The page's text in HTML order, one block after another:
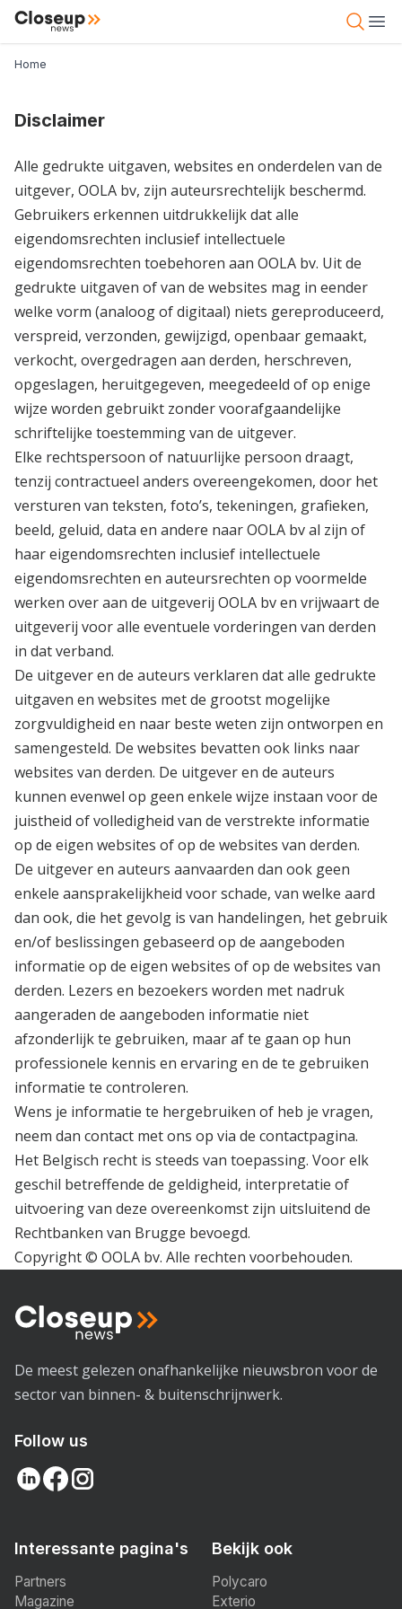
Overslaan
gaan
Close Up News
Open
Kruimelpad
Home
Disclaimer
Alle gedrukte uitgaven, websites en onderdelen van de
uitgever, OOLA bv, zijn auteursrechtelijk beschermd.
Gebruikers erkennen uitdrukkelijk dat alle
eigendomsrechten inclusief intellectuele
eigendomsrechten toebehoren aan OOLA bv. Uit de
gedrukte uitgaven of van de websites mag in eender
welke vorm (analoog of digitaal) niets gereproduceerd,
verspreid, verzonden, gewijzigd, openbaar gemaakt,
verkocht, overgedragen aan derden, herschreven,
opgeslagen, heruitgegeven, meegedeeld of op enige
wijze worden gebruikt zonder voorafgaandelijke
schriftelijke toestemming van de uitgever.
Elke rechtspersoon of natuurlijke persoon draagt,
tenzij contractueel anders overeengekomen, door het
versturen van teksten, foto’s, tekeningen, grafieken,
beeld, geluid, data en andere naar OOLA bv al zijn of
haar eigendomsrechten inclusief intellectuele
eigendomsrechten en auteursrechten op voormelde
werken over aan de uitgeverij OOLA bv en vrijwaart de
uitgeverij voor alle eventuele vorderingen van derden
in dat verband.
De uitgever en de auteurs verklaren dat alle gedrukte
uitgaven en websites met de grootst mogelijke
zorgvuldigheid en naar beste weten zijn ontworpen en
samengesteld. De websites bevatten ook links naar
websites van derden. De uitgever en de auteurs
kunnen evenwel op geen enkele wijze instaan voor de
juistheid of volledigheid van de verstrekte informatie
op de eigen websites of op de websites van derden.
De uitgever en auteurs aanvaarden dan ook geen
enkele aansprakelijkheid voor schade, van welke aard
dan ook, die het gevolg is van handelingen, het gebruik
en/of beslissingen gebaseerd op de aangeboden
informatie op de eigen websites of op de websites van
derden. Lezers en bezoekers worden met nadruk
aangeraden de aangeboden informatie niet
afzonderlijk te gebruiken, maar af te gaan op hun
professionele kennis en ervaring en de te gebruiken
informatie te controleren.
Wens je informatie te hergebruiken of heb je vragen,
neem dan contact met ons op via de contactpagina.
Het Belgisch recht is steeds van toepassing. Voor elk
geschil betreffende de geldigheid, interpretatie of
uitvoering van deze overeenkomst zijn uitsluitend de
Rechtbanken van Brugge bevoegd.
Copyright © OOLA bv. Alle rechten voorbehouden.
De meest gelezen onafhankelijke nieuwsbron voor de
sector van binnen- & buitenschrijnwerk.
Follow us
Interessante pagina's
Partners
Magazine
Bekijk ook
Polycaro
Exterio